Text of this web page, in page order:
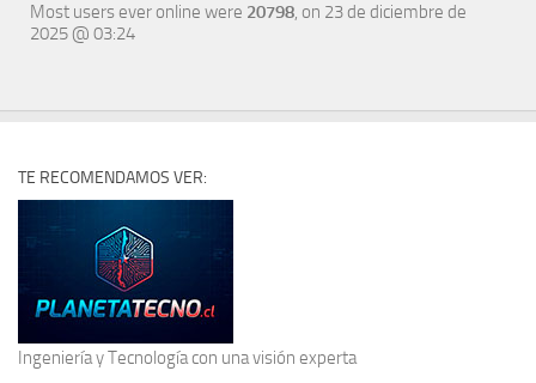
Most users ever online were 20798, on 23 de diciembre de
2025 @ 03:24
TE RECOMENDAMOS VER:
Ingeniería y Tecnologíacon una visión experta